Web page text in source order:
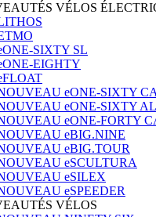
VÉLOS
SIXTY SL
EIGHTY
eONE-SIXTY
eONE-SIXTY
eONE-FORTY
eBIG.NINE
eBIG.TOUR
eSCULTURA
eSILEX
eSPEEDER
VÉLOS